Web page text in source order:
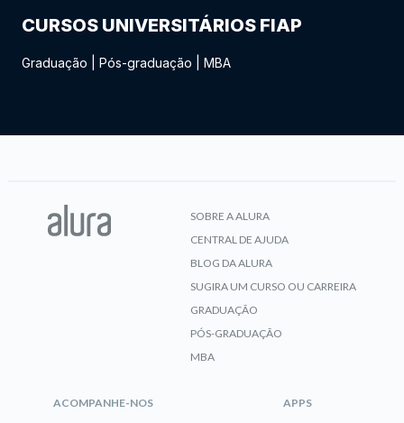
CURSOS UNIVERSITÁRIOS FIAP
Graduação Pós-graduação MBA
SOBRE A ALURA
CENTRAL DE AJUDA
BLOG DA ALURA
SUGIRA UM CURSO OU CARREIRA
GRADUAÇÃO
PÓS-GRADUAÇÃO
MBA
ACOMPANHE-NOS APPS